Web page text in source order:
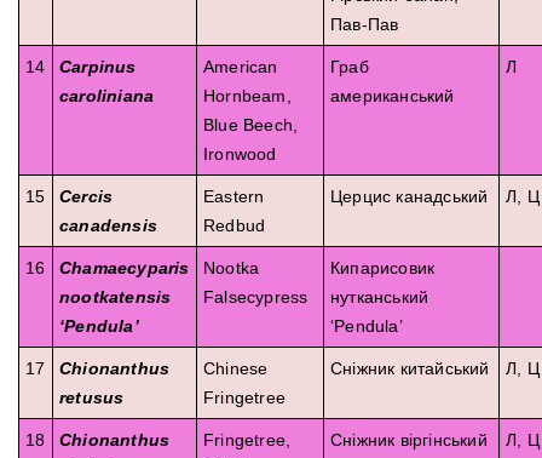
Пав-Пав
14
Carpinus
caroliniana
American
Hornbeam,
Blue Beech,
Ironwood
Граб
американський
Л
15
Cercis
canadensis
Eastern
Redbud
Церцис канадський Л, Ц
16
Chamaecyparis
nootkatensis
‘Pendula’
Nootka
Falsecypress
Кипарисовик
нутканський
‘Pendula’
17
Chionanthus
retusus
Chinese
Fringetree
Сніжник китайський Л, Ц
18
Chionanthus
Fringetree,
Сніжник віргінський Л, Ц